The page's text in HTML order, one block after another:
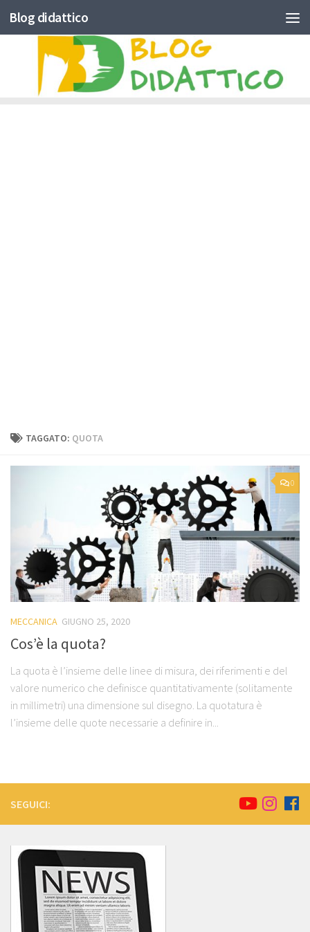
Skip to content
Blog didattico
TAGGATO: QUOTA
0
MECCANICA GIUGNO 25, 2020
Cos’è la quota?
La quota è l’insieme delle linee di misura, dei riferimenti e del
valore numerico che definisce quantitativamente (solitamente
in millimetri) una dimensione sul disegno. La quotatura è
l’insieme delle quote necessarie a definire in...
SEGUICI: